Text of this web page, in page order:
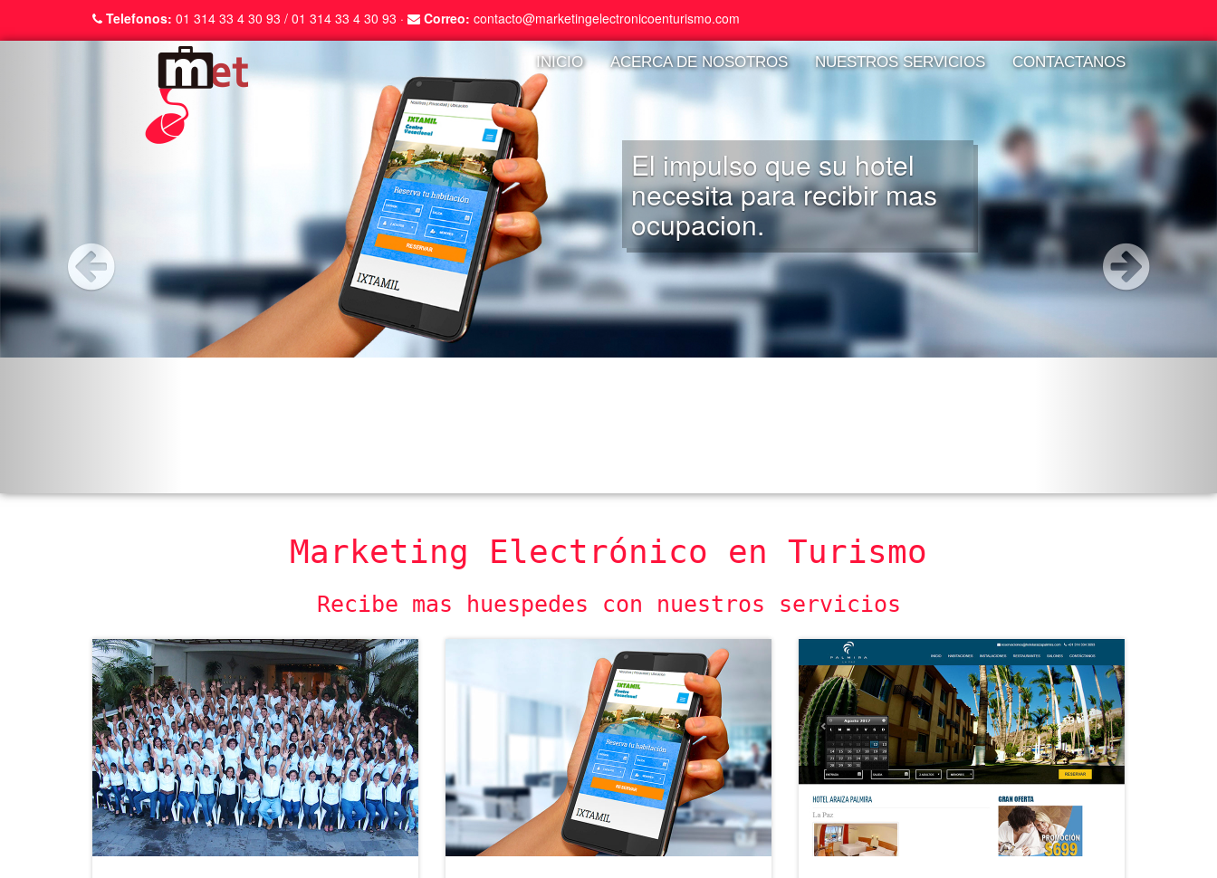
Telefonos: 01 314 33 4 30 93 / 01 314 33 4 30 93 · Correo: contacto@marketingelectronicoenturismo.com
INICIO ACERCA DE NOSOTROS NUESTROS SERVICIOS CONTACTANOS
Administramos y operamos
sitios especializados en la
comercializacion hotelera
Marketing Electrónico en Turismo
Recibe mas huespedes con nuestros servicios